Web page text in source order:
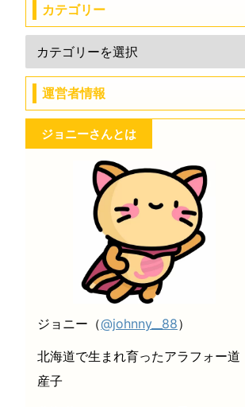
カテゴリー
運営者情報
ジョニーさんとは
ジョニー（@johnny__88）
北海道で生まれ育ったアラフォー道
産子